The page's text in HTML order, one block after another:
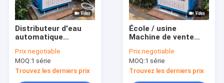
Distributeur d'eau
automatique
communauté
Prix:negotiable
MOQ:1 série
Trouvez les derniers prix
École / usine
Machine de vente
capacité Station
intelligente de
purification de l'eau
Prix:negotiable
MOQ:1 série
Trouvez les derniers prix